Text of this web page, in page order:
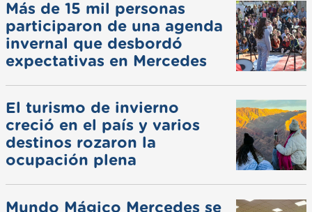
Más de 15 mil personas
participaron de una agenda
invernal que desbordó
expectativas en Mercedes
El turismo de invierno
creció en el país y varios
destinos rozaron la
ocupación plena
Mundo Mágico Mercedes se